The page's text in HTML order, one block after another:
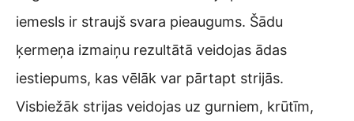
iemesls ir straujš svara pieaugums. Šādu
ķermeņa izmaiņu rezultātā veidojas ādas
iestiepums, kas vēlāk var pārtapt strijās.
Visbiežāk strijas veidojas uz gurniem, krūtīm,